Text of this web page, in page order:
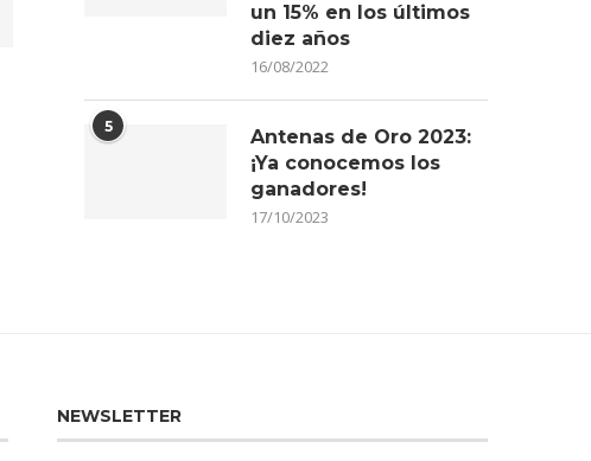
un 15% en los últimos
diez años
16/08/2022
5
Antenas de Oro 2023:
¡Ya conocemos los
ganadores!
17/10/2023
NEWSLETTER